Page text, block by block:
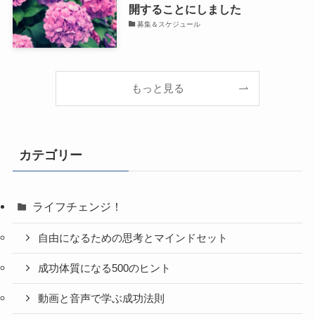
開することにしました
募集＆スケジュール
もっと見る
カテゴリー
ライフチェンジ！
自由になるための思考とマインドセット
成功体質になる500のヒント
動画と音声で学ぶ成功法則